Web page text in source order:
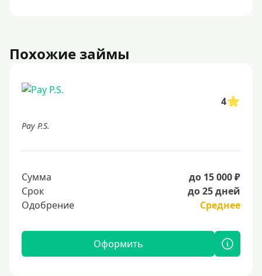
Похожие займы
4
Pay P.S.
Сумма
до 15 000 ₽
Срок
до 25 дней
Одобрение
Среднее
Оформить